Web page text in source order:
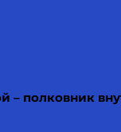
– полковник